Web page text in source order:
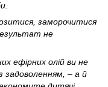
заморочитися
не
ефірних олій ви не
задоволенням, – а й